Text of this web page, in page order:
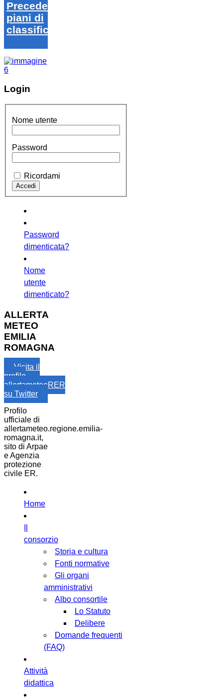
Precedenti
piani di
classifica
Login
Nome utente
Password
Ricordami
Password
dimenticata?
Nome
utente
dimenticato?
ALLERTA
METEO
EMILIA
ROMAGNA
Visita il
profilo
allertameteoRER
su Twitter
Profilo
ufficiale di
allertameteo.regione.emilia-
romagna.it,
sito di Arpae
e Agenzia
protezione
civile ER.
Home
consorzio
Storia e cultura
Fonti normative
Gli organi
amministrativi
Albo consortile
Lo Statuto
Delibere
Domande frequenti
(FAQ)
Attività
didattica